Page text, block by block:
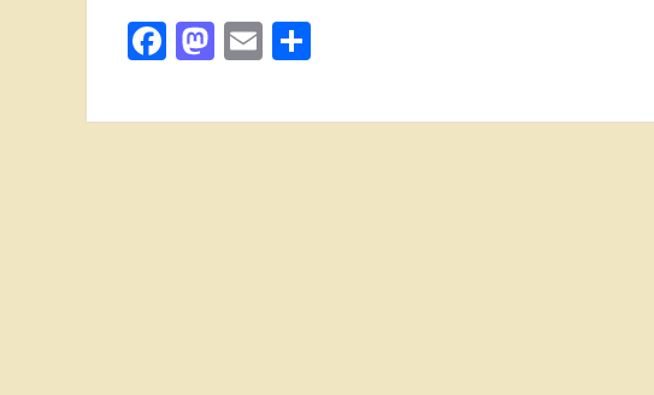
Facebook
Mastodon
Email